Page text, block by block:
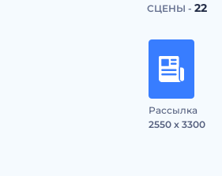
СЦЕНЫ - 22
Рассылка
2550 x 3300